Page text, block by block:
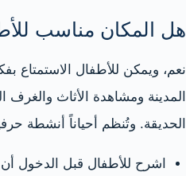
هل المكان مناسب
نعم، ويمكن للأطفال الاستمتاع
المدينة ومشاهدة الأثاث
الحديقة. وتُنظم أحياناً أنشطة
اشرح للأطفال قبل الدخول